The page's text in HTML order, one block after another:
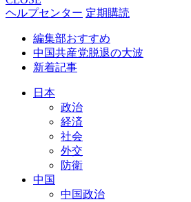
ヘルプセンター 定期購読
編集部おすすめ
中国共産党脱退の大波
新着記事
日本
政治
経済
社会
外交
防衛
中国
中国政治